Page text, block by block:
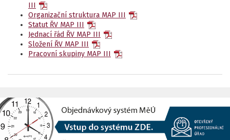
III
Organizační struktura MAP III
Statut ŘV MAP III
Jednací řád ŘV MAP III
Složení ŘV MAP III
Pracovní skupiny MAP III